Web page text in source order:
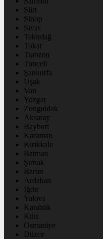
Siirt
Sinop
Sivas
Tekirdağ
Tokat
Trabzon
Tunceli
Şanlıurfa
Uşak
Van
Yozgat
Zonguldak
Aksaray
Bayburt
Karaman
Kırıkkale
Batman
Şırnak
Bartın
Ardahan
Iğdır
Yalova
Karabük
Kilis
Osmaniye
Düzce